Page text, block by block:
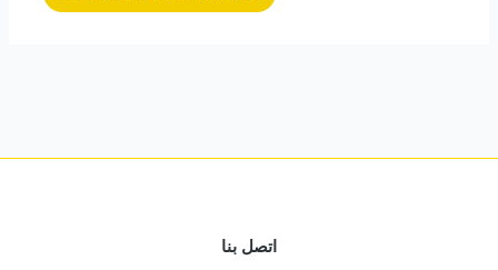
اتصل بنا